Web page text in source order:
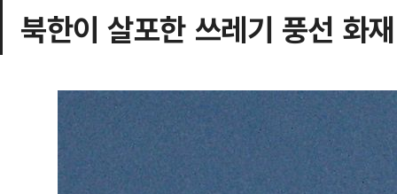
북한이 살포한 쓰레기 풍선 화